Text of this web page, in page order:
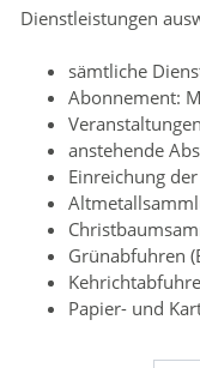
Dienstleistungen
sämtliche
Abonnement:
anstehende
Einreichung
Grünabfuhren
Papier- und